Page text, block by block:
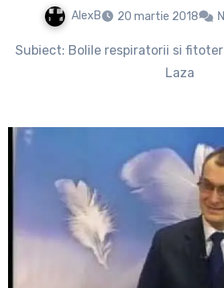
AlexB 20 martie 2018
Subiect: Bolile respiratorii si fitoterapia Invitat: dr. Doru
Laza